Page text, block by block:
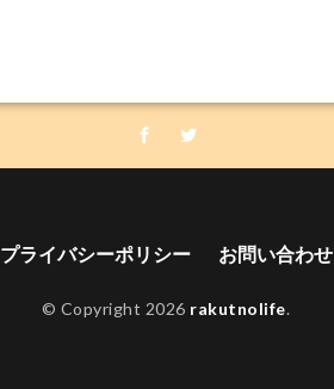
プライバシーポリシー お問い合わせ
© Copyright 2026 rakutnolife.